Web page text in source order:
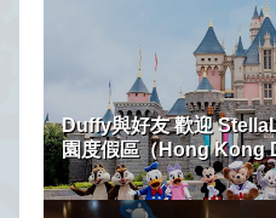
Duffy與好友 歡迎
園度假區（Hong Kong